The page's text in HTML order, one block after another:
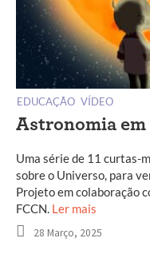
EDUCAÇÃO VÍDEO
Astronomia em
Uma série de 11 curtas-
sobre o Universo, para
Projeto em colaboração
FCCN. Ler mais
28 Março, 2025